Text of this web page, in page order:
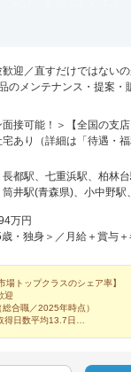
歓迎／直すだけではない
のメンテナンス・提案・
面接可能！＞【全国の支
あり（詳細は「待遇・
転勤（全国）はあります
／関東／甲信越／東海
能な限り希望を考慮し
玉県、千葉県、東京都
知県、三重県、新潟県、
根県、岡山県、広島県
知県、福岡県、佐賀県、
児島県、沖縄県※受動喫
都駅、七重浜駅、柏林
井駅(青森県)、小中野駅
園駅、北野駅(東京都)、
木駅、湘南台駅、大宮公
新潟駅、北長岡駅、春日
沢駅、越前新保駅、尾張
)、左京山駅、東刈谷駅、
阿漕駅、中川原駅、新
彦根駅、郡山駅(奈良県
万円
・独身＞／月給＋賞与＋
場トップクラスのシェア率】
迎
合職／2025年時点）
日数平均13.7日